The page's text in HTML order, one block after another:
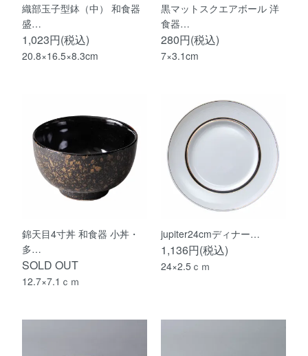
織部玉子型鉢（中） 和食器
盛…
1,023円(税込)
20.8×16.5×8.3cm
黒マットスクエアボール 洋
食器…
280円(税込)
7×3.1cm
錦天目4寸丼 和食器 小丼・
多…
SOLD OUT
12.7×7.1ｃｍ
jupiter24cmディナー…
1,136円(税込)
24×2.5ｃｍ